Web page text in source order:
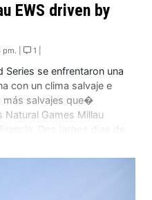
EWS driven by
| 1 |
se enfrentaron una
con un clima salvaje e
más salvajes que�
Games Millau
Dos largos días de